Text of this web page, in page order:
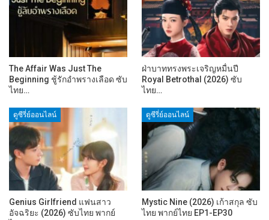
The Affair Was Just The
Beginning ชู้รักอำพรางเลือด ซับ
ไทย…
ฝ่าบาททรงพระเจริญหมื่นปี
Royal Betrothal (2026) ซับ
ไทย…
ดูซีรี่ย์ออนไลน์
Genius Girlfriend แฟนสาว
อัจฉริยะ (2026) ซับไทย พากย์
ดูซีรี่ย์ออนไลน์
Mystic Nine (2026) เก้าสกุล ซับ
ไทย พากย์ไทย EP1-EP30